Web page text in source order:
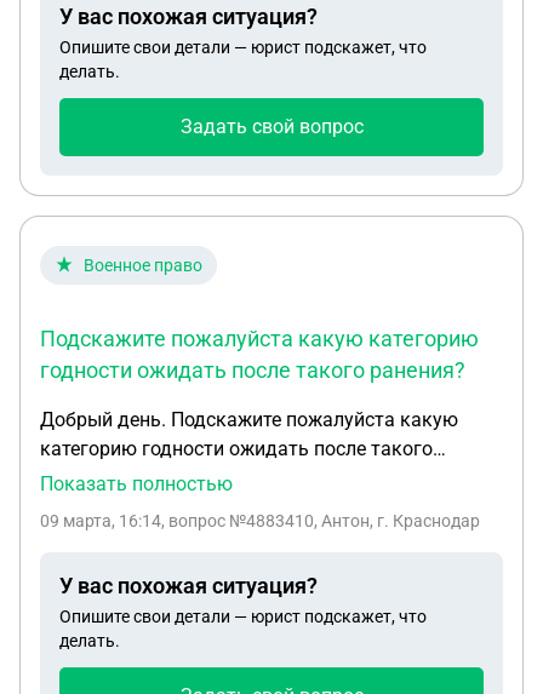
У вас похожая ситуация?
Опишите свои детали — юрист подскажет, что
делать.
Задать свой вопрос
Военное право
Подскажите пожалуйста какую категорию
годности ожидать после такого ранения?
Добрый день. Подскажите пожалуйста какую
категорию годности ожидать после такого
ранения? Огнестрельное осколочное слепое
головного мозга средней степени тяжести с
геморрагическим пропитыванием в правой
теменной, лобной доле с наличием ИТ Ме+ в
задних отделах лобной доли справа.
Показать полностью
09 марта, 16:14, вопрос №4883410, Антон, г. Краснодар
У вас похожая ситуация?
Опишите свои детали — юрист подскажет, что
делать.